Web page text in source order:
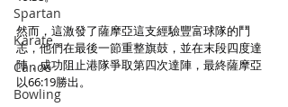
Spartan
Karate
Canoe
Bowling
然而，這激發了薩摩亞這支經驗豐富球隊的鬥
志，他們在最後一節重整旗鼓，並在末段四度達
陣，成功阻止港隊爭取第四次達陣，最終薩摩亞
以66:19勝出。